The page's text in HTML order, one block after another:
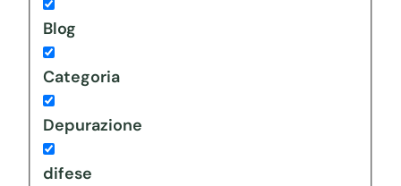
Blog
Categoria
Depurazione
difese